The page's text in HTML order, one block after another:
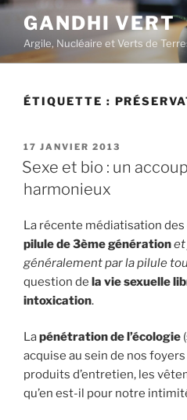
Aller
contenu
principal
GANDHI VERT
Argile, Nucléaire et Verts de
ÉTIQUETTE :
PUBLIÉ
LE
17 JANVIER 2013
Sexe et bio : un
harmonieux
La récente médiatisation des
pilule de 3ème générationet
généralement par la pilule
question de la vie sexuelle
intoxication.
Lapénétration de l’écologie
acquise au sein de nos
produits d’entretien, les
qu’en est-il pour notre